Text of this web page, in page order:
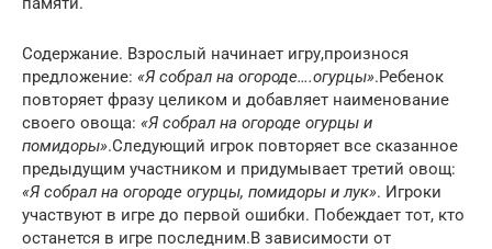
Содержание. Взрослый начинает игру,произнося
предложение: «Я собрал на огороде….огурцы».Ребенок
повторяет фразу целиком и добавляет наименование
своего овоща: «Я собрал на огороде огурцы и
помидоры».Следующий игрок повторяет все сказанное
предыдущим участником и придумывает третий овощ:
«Я собрал на огороде огурцы, помидоры и лук». Игроки
участвуют в игре до первой ошибки. Побеждает тот, кто
останется в игре последним.В зависимости от